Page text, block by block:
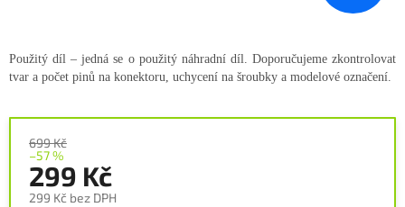
699 Kč
–57 %
299 Kč
299 Kč bez DPH
Použitý díl – jedná se o použitý náhradní díl. Doporučujeme zkontrolovat
tvar a počet pinů na konektoru, uchycení na šroubky a modelové označení.